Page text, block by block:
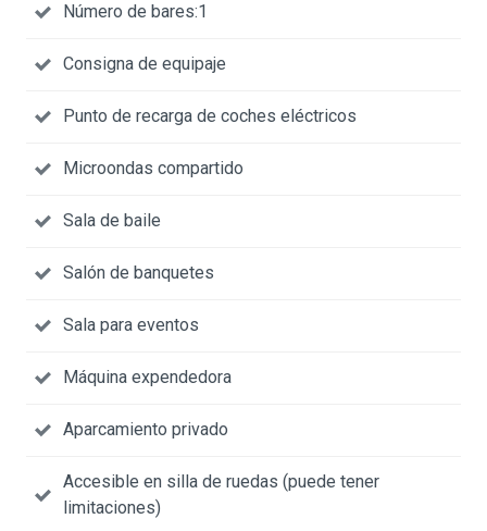
Número de bares:1
Consigna de equipaje
Punto de recarga de coches eléctricos
Microondas compartido
Sala de baile
Salón de banquetes
Sala para eventos
Máquina expendedora
Aparcamiento privado
Accesible en silla de ruedas (puede tener
limitaciones)